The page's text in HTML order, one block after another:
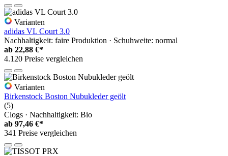
Varianten
adidas VL Court 3.0
Nachhaltigkeit: faire Produktion · Schuhweite: normal
ab 22,88 €*
4.120 Preise vergleichen
Varianten
Birkenstock Boston Nubukleder geölt
(5)
Clogs · Nachhaltigkeit: Bio
ab 97,46 €*
341 Preise vergleichen